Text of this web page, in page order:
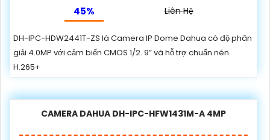
45% Liên Hệ
DH-IPC-HDW2441T-ZS là Camera IP Dome Dahua có độ phân
giải 4.0MP với cảm biến CMOS 1/2. 9” và hỗ trợ chuẩn nén
H.265+
CAMERA DAHUA DH-IPC-HFW1431M-A 4MP